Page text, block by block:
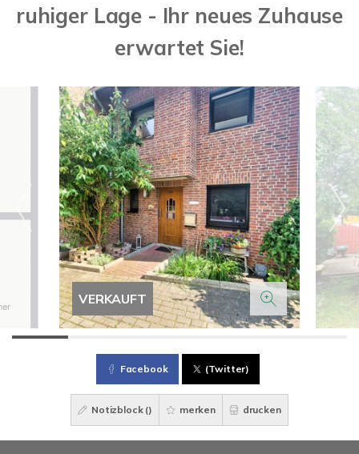
ruhiger Lage - Ihr neues Zuhause
erwartet Sie!
VERKAUFT
Facebook (Twitter)
Notizblock () merken drucken